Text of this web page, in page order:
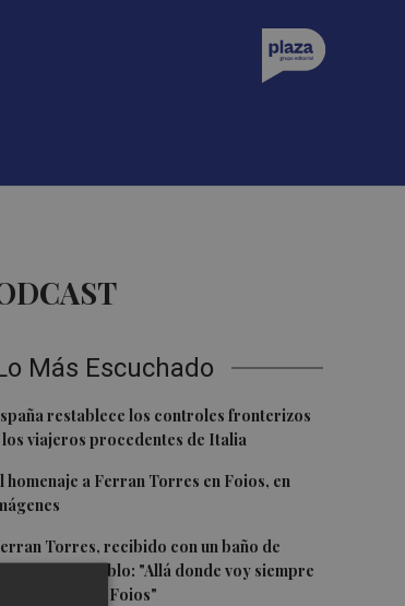
Más Escuchado
restablece los controles fronterizos
los viajeros procedentes de Italia
homenaje a Ferran Torres en Foios, en
Torres, recibido con un baño de
en su pueblo: "Allá donde voy siempre
digo que soy de Foios"